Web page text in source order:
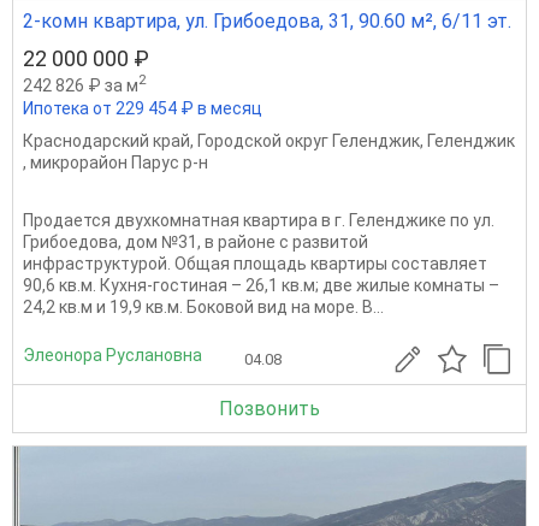
2-комн квартира, ул. Грибоедова, 31, 90.60 м², 6/11 эт.
22 000 000 ₽
242 826 ₽ за м2
Ипотека от 229 454 ₽ в месяц
Краснодарский край, Городской округ Геленджик, Геленджик
, микрорайон Парус р-н
Продается двухкомнатная квартира в г. Геленджике по ул.
Грибоедова, дом №31, в районе с развитой
инфраструктурой. Общая площадь квартиры составляет
90,6 кв.м. Кухня-гостиная – 26,1 кв.м; две жилые комнаты –
24,2 кв.м и 19,9 кв.м. Боковой вид на море. В...
Элеонора Руслановна 04.08
Позвонить